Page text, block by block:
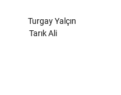
Turgay Yalçın
Tarık Ali